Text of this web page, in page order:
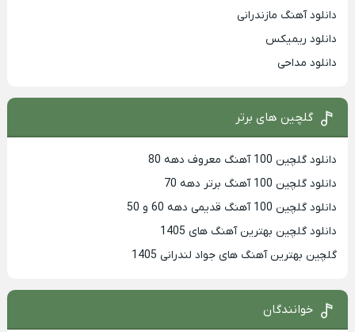
دانلود آهنگ مازندرانی
دانلود ریمیکس
دانلود مداحی
گلچین های برتر
دانلود گلچین 100 آهنگ معروف دهه 80
دانلود گلچین 100 آهنگ برتر دهه 70
دانلود گلچین 100 آهنگ قدیمی دهه 60 و 50
دانلود گلچین بهترین آهنگ های 1405
گلچین بهترین آهنگ های جواد لندرانی 1405
خوانندگان